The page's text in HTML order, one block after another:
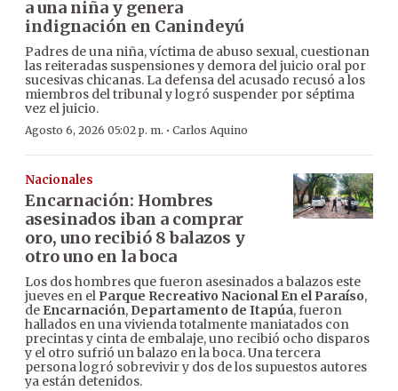
a una niña y genera
indignación en Canindeyú
Padres de una niña, víctima de abuso sexual, cuestionan
las reiteradas suspensiones y demora del juicio oral por
sucesivas chicanas. La defensa del acusado recusó a los
miembros del tribunal y logró suspender por séptima
vez el juicio.
Agosto 6, 2026 05:02 p. m. · Carlos Aquino
Nacionales
Encarnación: Hombres
asesinados iban a comprar
oro, uno recibió 8 balazos y
otro uno en la boca
Los dos hombres que fueron asesinados a balazos este
jueves en el Parque Recreativo Nacional En el Paraíso,
de Encarnación, Departamento de Itapúa, fueron
hallados en una vivienda totalmente maniatados con
precintas y cinta de embalaje, uno recibió ocho disparos
y el otro sufrió un balazo en la boca. Una tercera
persona logró sobrevivir y dos de los supuestos autores
ya están detenidos.